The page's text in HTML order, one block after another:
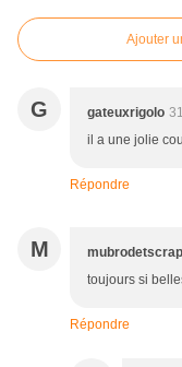
Ajouter
G gateuxrigolo
il a une jolie
Répondre
M mubrodetscrap
toujours si
Répondre